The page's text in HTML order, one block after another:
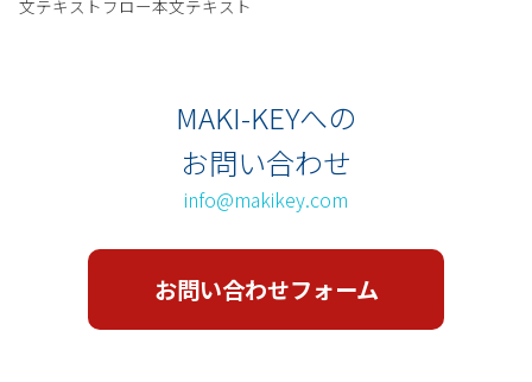
文テキストフロー本文テキスト
MAKI-KEYへの
お問い合わせ
info@makikey.com
お問い合わせフォーム